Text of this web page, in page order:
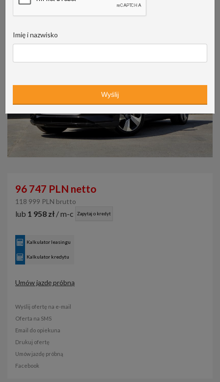
96 747 PLN netto
118 999 PLN brutto
lub 1 958 zł / m-c Zapytaj o kredyt
Kalkulator leasingu
Kalkulator kredytu
Umów jazdę próbną
Wyślij ofertę na e-mail
Oferta na SMS
Email do opiekuna
Drukuj ofertę
Umów jazdę próbną
Facebook
Imię i nazwisko